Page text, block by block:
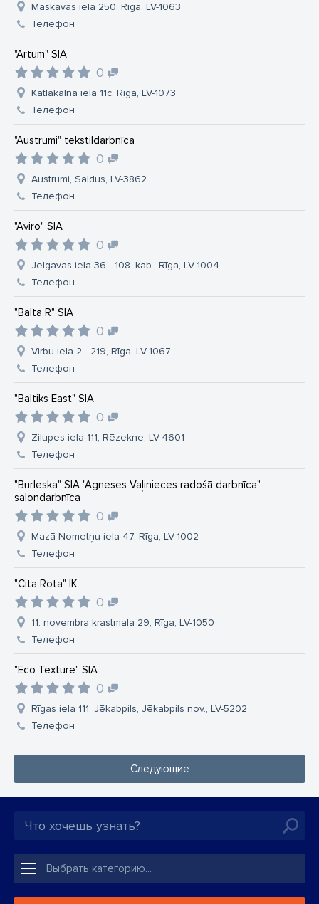
Maskavas iela 250, Rīga, LV-1063
Телефон
"Artum" SIA
0
Katlakalna iela 11c, Rīga, LV-1073
Телефон
"Austrumi" tekstildarbnīca
0
Austrumi, Saldus, LV-3862
Телефон
"Aviro" SIA
0
Jelgavas iela 36 - 108. kab., Rīga, LV-1004
Телефон
"Balta R" SIA
0
Virbu iela 2 - 219, Rīga, LV-1067
Телефон
"Baltiks East" SIA
0
Zilupes iela 111, Rēzekne, LV-4601
Телефон
"Burleska" SIA "Agneses Vaļinieces radošā darbnīca"
salondarbnīca
0
Mazā Nometņu iela 47, Rīga, LV-1002
Телефон
"Cita Rota" IK
0
11. novembra krastmala 29, Rīga, LV-1050
Телефон
"Eco Texture" SIA
0
Rīgas iela 111, Jēkabpils, Jēkabpils nov., LV-5202
Телефон
Следующие